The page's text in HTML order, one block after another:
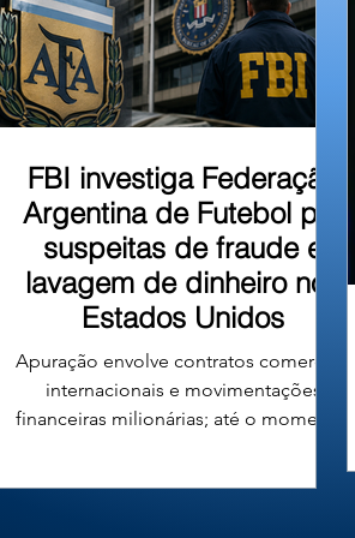
tombou em um barranco às
FBI investiga Federação
Argentina de Futebol por
suspeitas de fraude e
lavagem de dinheiro nos
Estados Unidos
Apuração envolve contratos comerciais
internacionais e movimentações
financeiras milionárias; até o momento,
condenações contra a entidade ou seus